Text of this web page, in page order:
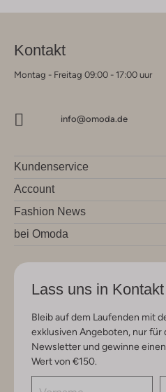
Kontakt
Montag - Freitag 09:00 - 17:00 uur
info@omoda.de
Kundenservice
Account
Fashion News
bei Omoda
Lass uns in
Bleib auf dem Laufenden mit
exklusiven Angeboten, nur für
Newsletter und gewinne
Wert von €150.